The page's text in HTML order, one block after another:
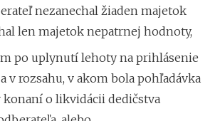
nezanechal žiaden majetok
len majetok nepatrnej hodnoty,
po uplynutí lehoty na prihlásenie
v rozsahu, v akom bola pohľadávka
konaní o likvidácii dedičstva